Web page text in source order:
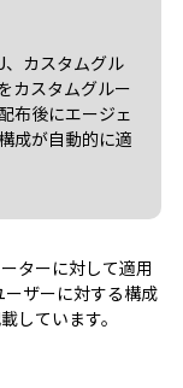
カスタムグル
カスタムグルー
布後にエージェ
成が自動的に適
ターに対して適用
ーザーに対する構成
しています。